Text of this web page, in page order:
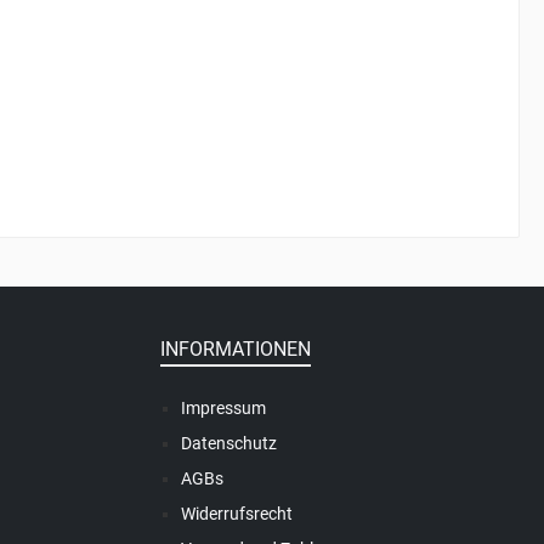
INFORMATIONEN
Impressum
Datenschutz
AGBs
Widerrufsrecht